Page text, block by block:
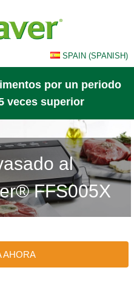
SPAIN (SPANISH)
por un periodo
veces superior
al
FFS005X
AHORA